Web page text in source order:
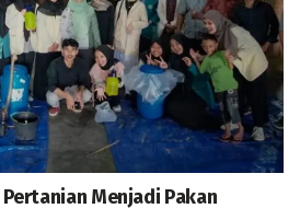
Menjadi Pakan